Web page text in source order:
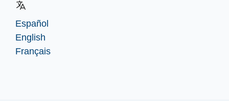
Español
English
Français